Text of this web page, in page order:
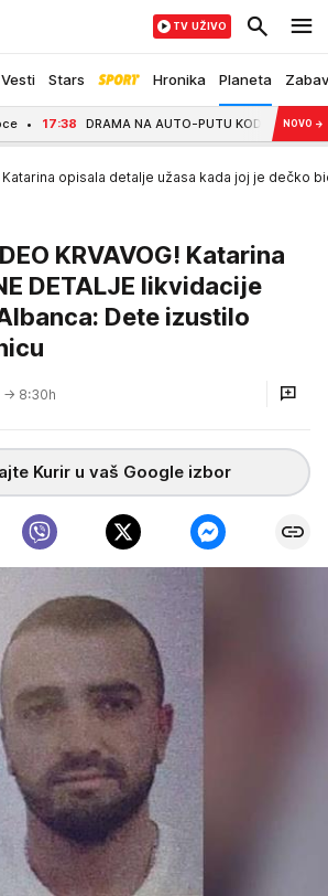
Vesti Stars Hronika Planeta
TV UŽIVO
DRAMA NA AUTO-PUTU KOD BAGRDANA!
NOVO →
Katarina opisala detalje užasa kada joj je dečko
KRVAVOG! Katarina
DETALJE likvidacije
Dete izustilo
→ 8:30h
Kurir u vaš Google izbor